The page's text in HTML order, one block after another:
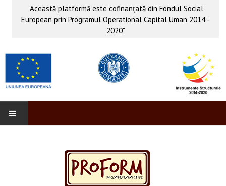
"Această platformă este cofinanţată din Fondul Social
European prin Programul Operational Capital Uman 2014 -
2020"